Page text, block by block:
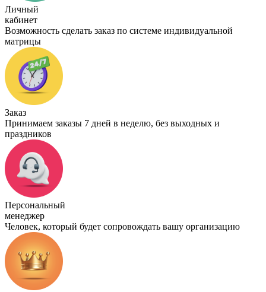
Личный
кабинет
Возможность сделать заказ по системе индивидуальной
матрицы
Заказ
Принимаем заказы 7 дней в неделю, без выходных и
праздников
Персональный
менеджер
Человек, который будет сопровождать вашу организацию